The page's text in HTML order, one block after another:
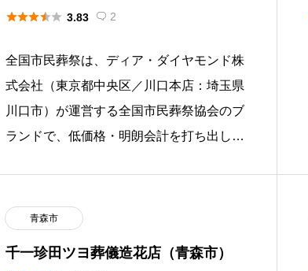
 3.83  2
全国市民葬祭は、ディア・ダイヤモンド株
式会社（東京都中央区／川口本店：埼玉県
川口市）が運営する全国市民葬祭協会のブ
ランドで、低価格・明朗会計を打ち出した
青森市
千一珍田ツヨ葬儀造花店（青森市）